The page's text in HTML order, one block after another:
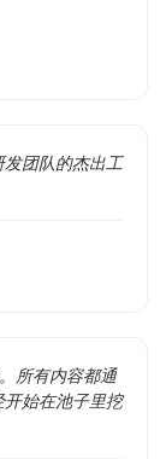
团队的杰出工
所有内容都通
始在池子里挖